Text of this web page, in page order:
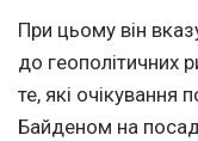
При цьому він
до геополітичних
те, які
Байденом на